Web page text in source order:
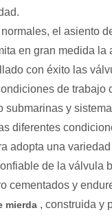
el asiento
en gran medida
con éxito las
de trabajo
submarinas y
adopta una
de la válvula
cementados y
mierda , construida y